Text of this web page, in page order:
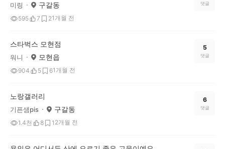
미링 구갈동
595 7 21개월 전
댓글
스타벅스 모현점
워니 모현읍
904 5 61개월 전
5
댓글
노랑갤러리
기픈샘pis 구갈동
1.4천 8 1 2개월 전
6
댓글